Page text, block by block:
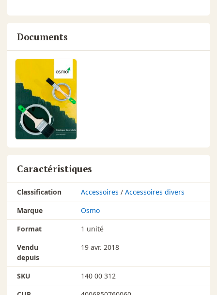
Documents
Caractéristiques
Classification Accessoires / Accessoires divers
Marque
Osmo
Format
1 unité
Vendu
depuis
19 avr. 2018
SKU
140 00 312